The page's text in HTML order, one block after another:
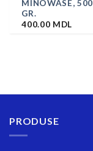
MINOWASE, 500
GR.
400.00 MDL
PRODUSE